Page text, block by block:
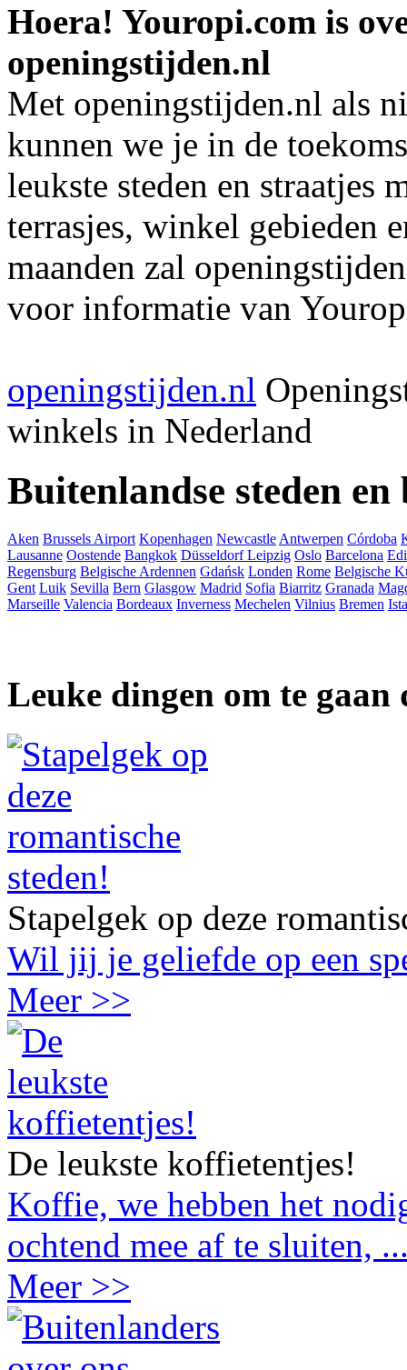
Hoera! Youropi.com is
openingstijden.nl
Met openingstijden.nl als
kunnen we je in de
leukste steden en straatjes
terrasjes, winkel gebieden
maanden zal
voor informatie van
openingstijden.nl
winkels in Nederland
Buitenlandse steden en
Aken Brussels Airport Kopenhagen Newcastle Antwerpen Córdoba
Lausanne Oostende Bangkok DüsseldorfLeipzig Oslo Barcelona
Regensburg Belgische Ardennen Gdańsk Londen Rome Belgische
Gent Luik Sevilla Bern Glasgow Madrid Sofia Biarritz Granada
Marseille Valencia Bordeaux Inverness Mechelen Vilnius Bremen
Leuke dingen om te gaan
Stapelgek op deze
Wil jij je geliefde op een
Meer >>
De leukste koffietentjes!
Koffie, we hebben het
ochtend mee af te sluiten,
Meer >>